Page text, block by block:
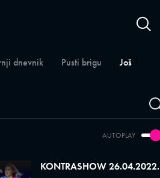
dnevnik Pusti brigu Još
AUTOPLAY
KONTRASHOW 26.04.2022.